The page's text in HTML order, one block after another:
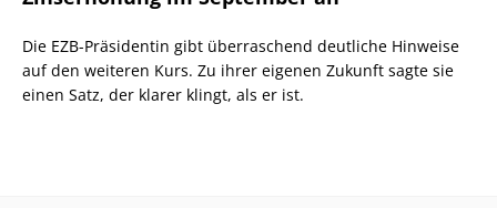
Die EZB-Präsidentin gibt überraschend deutliche Hinweise
auf den weiteren Kurs. Zu ihrer eigenen Zukunft sagte sie
einen Satz, der klarer klingt, als er ist.